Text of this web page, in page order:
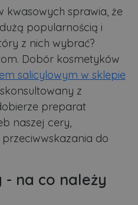
kwasowych sprawia, że
popularnością i
z nich wybrać?
Dobór kosmetyków
salicylowym w sklepie
z
preparat
naszej cery,
do
- na co należy